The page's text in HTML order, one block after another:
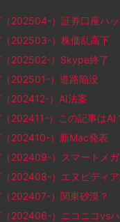
202504-）証券口座ハッ
202503-）株価乱高下
202502-）Skype終了
202501-）道路陥没
202412-）AI法案
202411-）この記事はAI
202410-）新Mac発表
202409-）スマートメガ
202408-）エヌビディ
202407-）関東砂漠？
202406-）ニコニコvs